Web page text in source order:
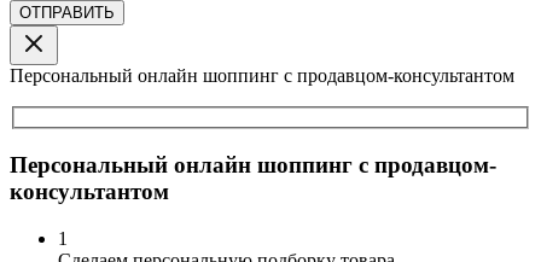
Персональный онлайн шоппинг с продавцом-консультантом
Персональный онлайн шоппинг с продавцом-
консультантом
1